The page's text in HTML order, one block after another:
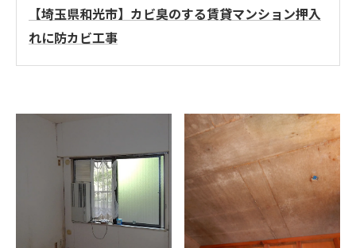
【埼玉県和光市】カビ臭のする賃貸マンション押入
れに防カビ工事